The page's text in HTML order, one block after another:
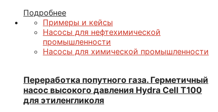
Подробнее
Примеры и кейсы
Насосы для нефтехимической
промышленности
Насосы для химической промышленности
Переработка попутного газа. Герметичный
насос высокого давления Hydra Cell T100
для этиленгликоля